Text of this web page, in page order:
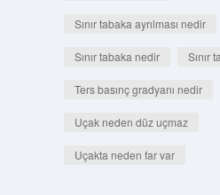
Sınır tabaka ayrılması nedir
Sınır tabaka nedir Sınır
Ters basınç gradyanı nedir
Uçak neden düz uçmaz
Uçakta neden far var